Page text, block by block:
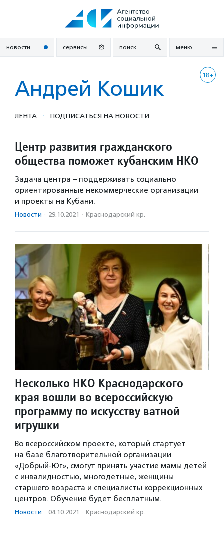
новости сервисы поиск меню
18+
Андрей Кошик
ЛЕНТА · ПОДПИСАТЬСЯ НА НОВОСТИ
Центр развития гражданского
общества поможет кубанским НКО
Задача центра – поддерживать социально
ориентированные некоммерческие организации
и проекты на Кубани.
Новости · 29.10.2021 · Краснодарский кр.
Несколько НКО Краснодарского
края вошли во всероссийскую
программу по искусству ватной
игрушки
Во всероссийском проекте, который стартует
на базе благотворительной организации
«Добрый-Юг», смогут принять участие мамы детей
с инвалидностью, многодетные, женщины
старшего возраста и специалисты коррекционных
центров. Обучение будет бесплатным.
Новости · 04.10.2021 · Краснодарский кр.